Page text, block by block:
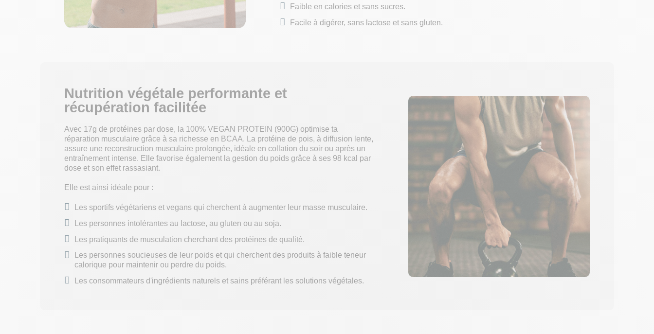
Faible en calories et sans sucres.
Facile à digérer, sans lactose et sans gluten.
Nutrition végétale performante et
récupération facilitée
Avec 17g de protéines par dose, la 100% VEGAN PROTEIN (900G) optimise ta
réparation musculaire grâce à sa richesse en BCAA. La protéine de pois, à diffusion lente,
assure une reconstruction musculaire prolongée, idéale en collation du soir ou après un
entraînement intense. Elle favorise également la gestion du poids grâce à ses 98 kcal par
dose et son effet rassasiant.
Elle est ainsi idéale pour :
Les sportifs végétariens et vegans qui cherchent à augmenter leur masse musculaire.
Les personnes intolérantes au lactose, au gluten ou au soja.
Les pratiquants de musculation cherchant des protéines de qualité.
Les personnes soucieuses de leur poids et qui cherchent des produits à faible teneur
calorique pour maintenir ou perdre du poids.
Les consommateurs d'ingrédients naturels et sains préférant les solutions végétales.